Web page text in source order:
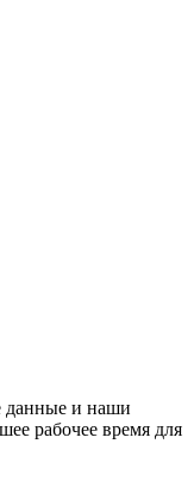
данные и наши
рабочее время для